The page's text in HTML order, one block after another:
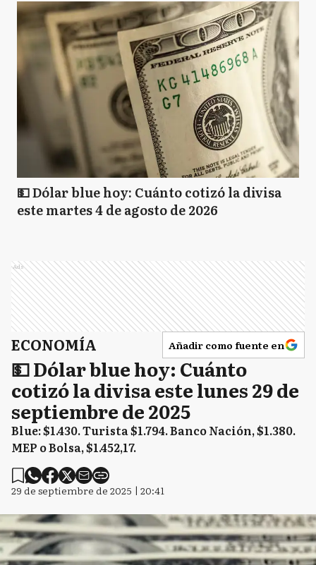
💵 Dólar blue hoy: Cuánto cotizó la divisa
este martes 4 de agosto de 2026
Ads
ECONOMÍA Añadir como fuente en
💵 Dólar blue hoy: Cuánto
cotizó la divisa este lunes 29 de
septiembre de 2025
Blue: $1.430. Turista $1.794. Banco Nación, $1.380.
MEP o Bolsa, $1.452,17.
29 de septiembre de 2025 | 20:41